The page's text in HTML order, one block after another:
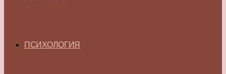
ПСИХОЛОГИЯ